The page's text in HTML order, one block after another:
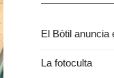
El Bòtil anuncia
La fotoculta